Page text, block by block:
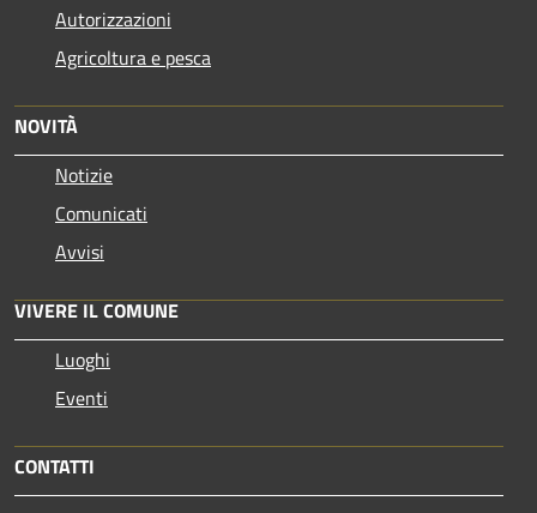
Autorizzazioni
Agricoltura e pesca
NOVITÀ
Notizie
Comunicati
Avvisi
VIVERE IL COMUNE
Luoghi
Eventi
CONTATTI